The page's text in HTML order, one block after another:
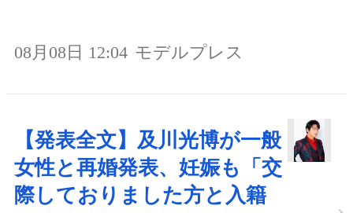
08月08日 12:04 モデルプレス
【発表全文】及川光博が一般
女性と再婚発表、妊娠も「交
際しておりました方と入籍